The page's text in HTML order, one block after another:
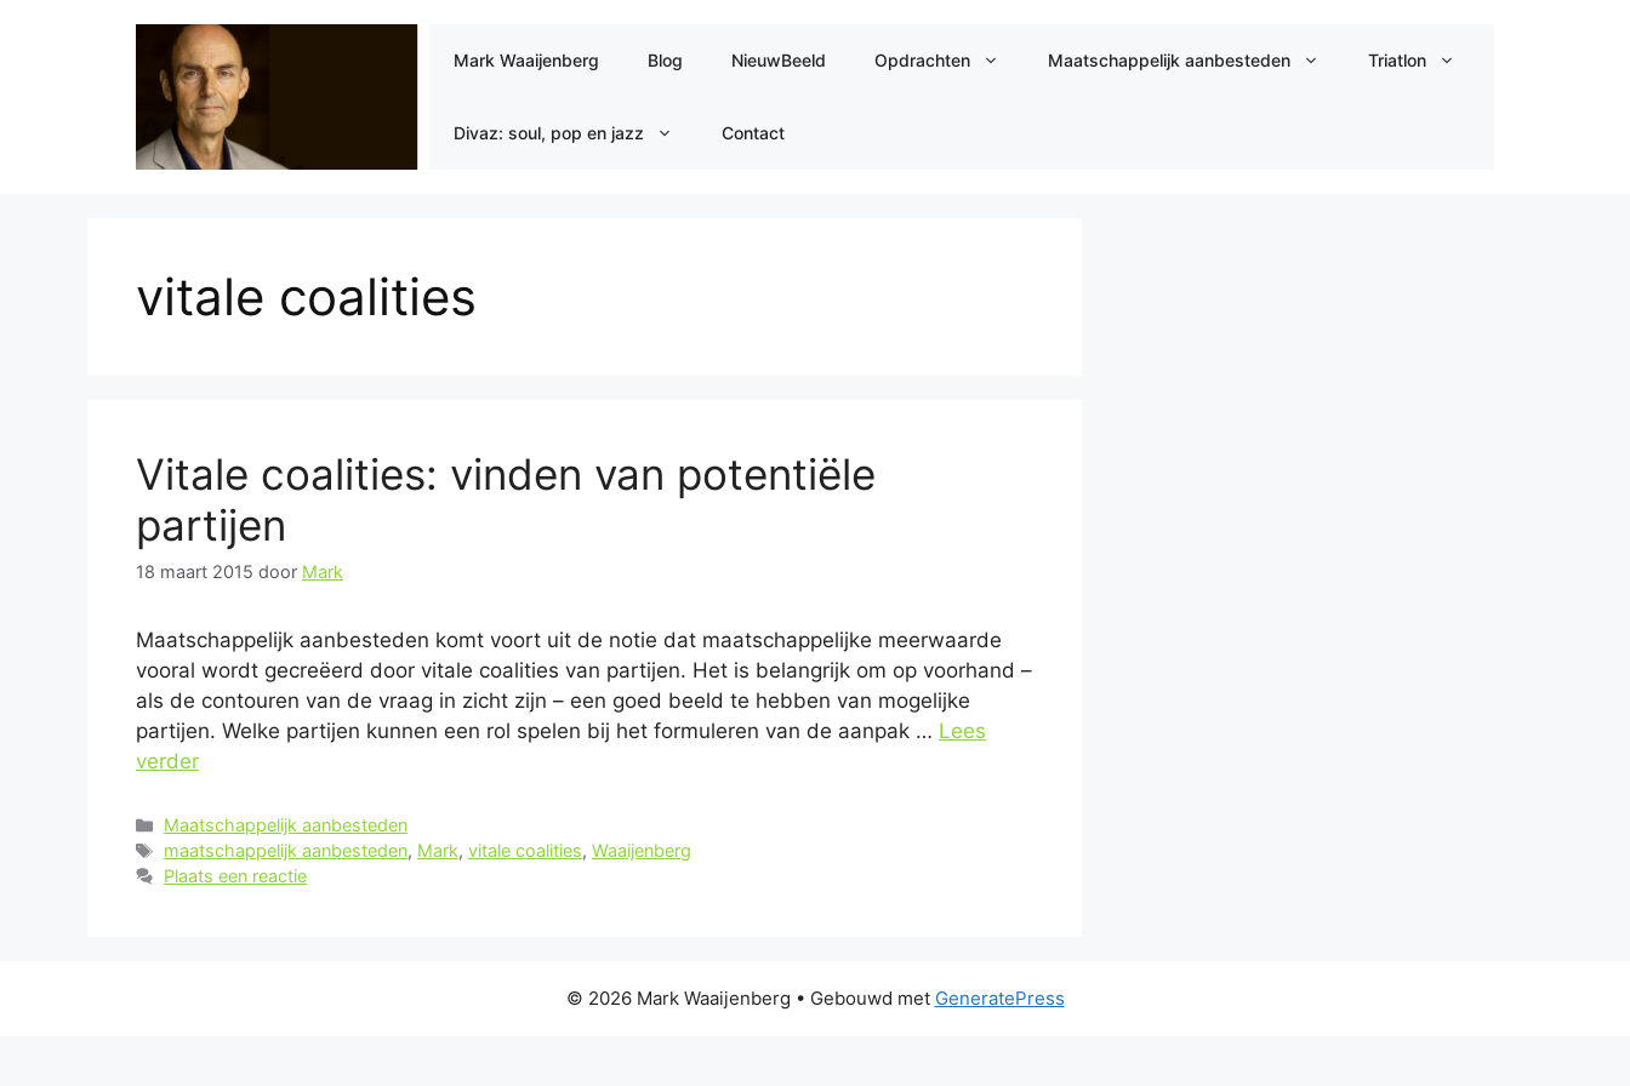
Mark Waaijenberg Blog NieuwBeeld Opdrachten Maatschappelijk aanbesteden Triatlon
Divaz: soul, pop en jazz Contact
vitale coalities
Vitale coalities: vinden van potentiële
partijen
18 maart 2015 door Mark
Maatschappelijk aanbesteden komt voort uit de notie dat maatschappelijke meerwaarde
vooral wordt gecreëerd door vitale coalities van partijen. Het is belangrijk om op voorhand –
als de contouren van de vraag in zicht zijn – een goed beeld te hebben van mogelijke
partijen. Welke partijen kunnen een rol spelen bij het formuleren van de aanpak … Lees
verder
Categorieën
Maatschappelijk aanbesteden
Tags
maatschappelijk aanbesteden, Mark,vitale coalities,Waaijenberg
Plaats een reactie
© 2026 Mark Waaijenberg • Gebouwd met GeneratePress